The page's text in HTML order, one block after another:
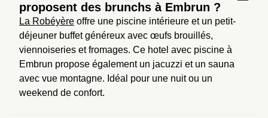
proposent des brunchs à Embrun ?
La Robéyère offre une piscine intérieure et un petit-
déjeuner buffet généreux avec œufs brouillés,
viennoiseries et fromages. Ce hotel avec piscine à
Embrun propose également un jacuzzi et un sauna
avec vue montagne. Idéal pour une nuit ou un
weekend de confort.